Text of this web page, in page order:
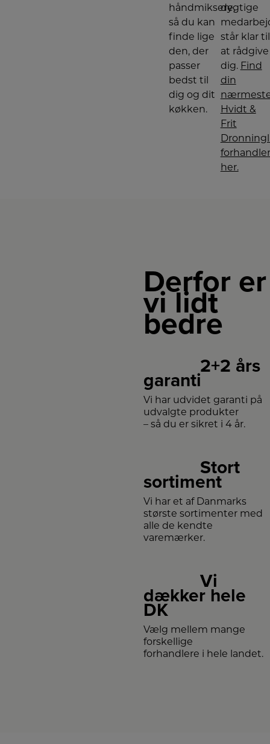
håndmiksere,
så du kan
finde lige
den, der
passer
bedst til
dig og dit
køkken.
dygtige
står klar til
at rådgive
dig. Find
din
Hvidt &
Frit
forhandler
her.
Derfor er
vi lidt
bedre
2+2 års
garanti
Vi har udvidet garanti på
udvalgte produkter
– så du er sikret i 4 år.
Stort
sortiment
Vi har et af Danmarks
største sortimenter med
alle de kendte
varemærker.
Vi
dækker hele
DK
Vælg mellem mange
forskellige
forhandlere i hele landet.